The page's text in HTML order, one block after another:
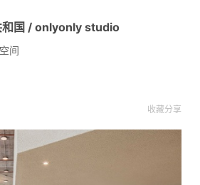
和国 / onlyonly studio
间
收藏分享